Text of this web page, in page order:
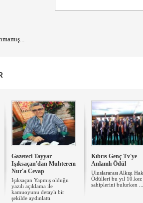
Gazeteci Tayyar
Işıksaçan'dan Muhterem
Nur'a Cevap
Işıksaçan Yapmış olduğu
yazılı açıklama ile
kamuoyunu detaylı bir
şekilde aydınlattı
Kıbrıs Genç Tv'ye
Anlamlı Ödül
Uluslararası Alkışı
Ödülleri bu yıl 10.kez
sahiplerini bulurken ...